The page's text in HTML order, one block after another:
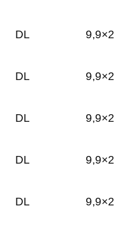
DL
DL
DL
DL
DL